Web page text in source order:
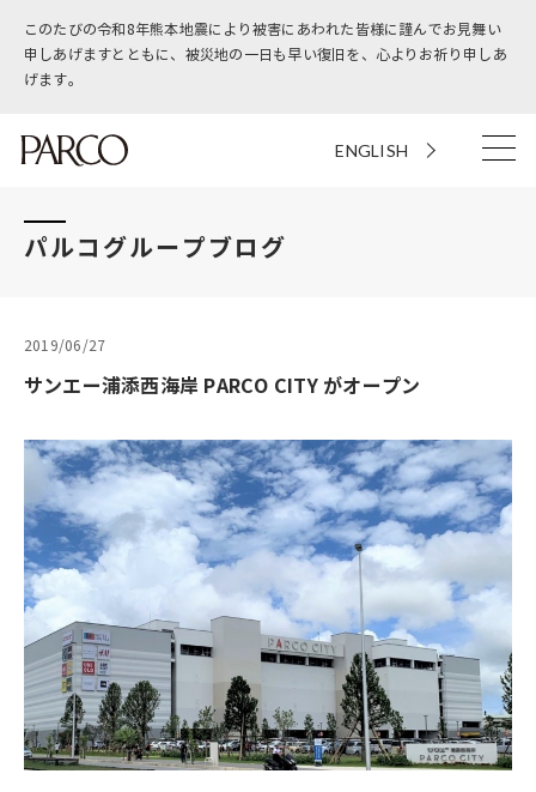
このたびの令和8年熊本地震により被害にあわれた皆様に謹んでお見舞い
申しあげますとともに、被災地の一日も早い復旧を、心よりお祈り申しあ
げます。
ENGLISH
パルコグループブログ
2019/06/27
サンエー浦添西海岸 PARCO CITY がオープン